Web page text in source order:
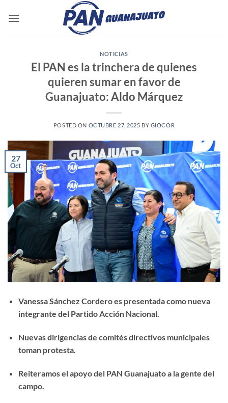
NOTICIAS
El PAN es la trinchera de quienes
quieren sumar en favor de
Guanajuato: Aldo Márquez
POSTED ON OCTUBRE 27, 2025 BY GIOCOR
27
Oct
Vanessa Sánchez Cordero es presentada como nueva
integrante del Partido Acción Nacional.
Nuevas dirigencias de comités directivos municipales
toman protesta.
Reiteramos el apoyo del PAN Guanajuato a la gente del
campo.